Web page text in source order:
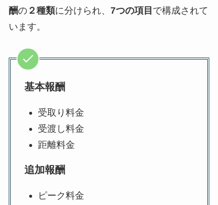
酬の２種類に分けられ、 7つの項目 で構成されて
います。
基本報酬
受取り料金
受渡し料金
距離料金
追加報酬
ピーク料金